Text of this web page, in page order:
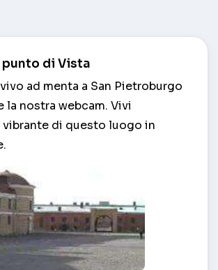
punto di Vista
ad menta a San Pietroburgo
la nostra webcam. Vivi
di questo luogo in